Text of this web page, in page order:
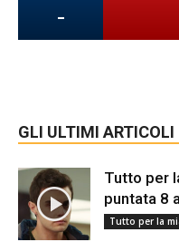
-
GLI ULTIMI ARTICOLI
Tutto per
puntata 8
Tutto per la